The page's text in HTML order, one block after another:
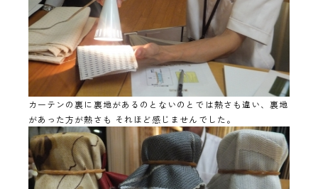
カーテンの裏に裏地があるのとないのとでは熱さも違い、裏地
があった方が熱さも それほど感じませんでした。